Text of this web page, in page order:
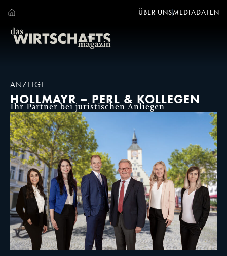
ÜBER UNSMEDIADATEN
ANZEIGE
HOLLMAYR – PERL & KOLLEGEN
Ihr Partner bei juristischen Anliegen